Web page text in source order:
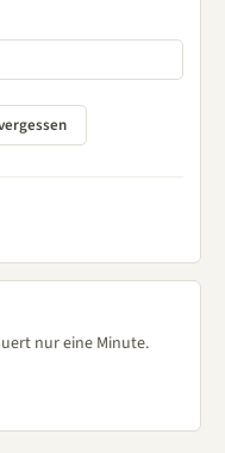
nur eine Minute.